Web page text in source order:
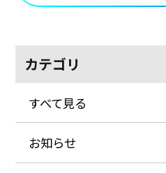
カテゴリ
すべて見る
お知らせ